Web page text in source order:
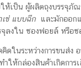
ห้เป็น ผู้ผลิตถุงบรรจุภั
เช่ แบบฉีกและมักออก
ลงใน ซองฟอยล์ หรือซ
ดในระหว่างการขนส่ง
ำให้กล่องสินค้าเกิดกา